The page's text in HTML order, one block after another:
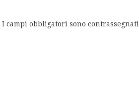
I campi obbligatori sono contrassegnati